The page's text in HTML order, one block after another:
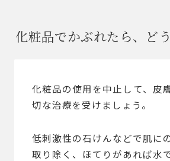
化粧品でかぶれたら、ど
化粧品の使用を中止して、皮
切な治療を受けましょう。
低刺激性の石けんなどで肌に
取り除く、ほてりがあれば水